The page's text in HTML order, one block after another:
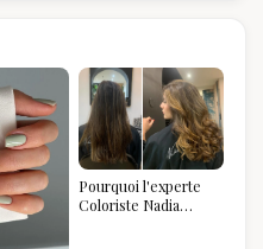
Pourquoi l'experte
Coloriste Nadia